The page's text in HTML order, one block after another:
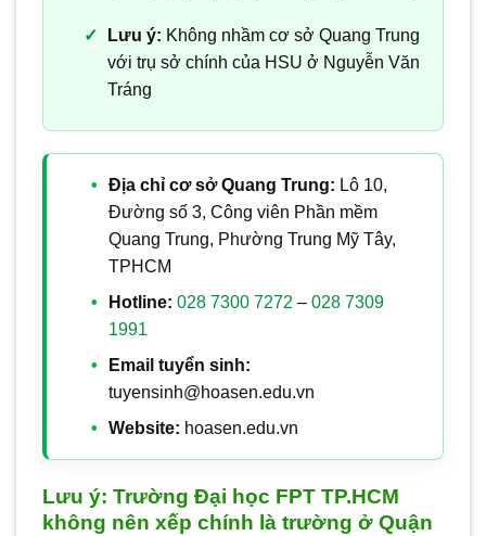
Lưu ý: Không nhầm cơ sở Quang Trung
với trụ sở chính của HSU ở Nguyễn Văn
Tráng
Địa chỉ cơ sở Quang Trung: Lô 10,
Đường số 3, Công viên Phần mềm
Quang Trung, Phường Trung Mỹ Tây,
TPHCM
Hotline: 028 7300 7272 – 028 7309
1991
Email tuyển sinh:
tuyensinh@hoasen.edu.vn
Website: hoasen.edu.vn
Lưu ý: Trường Đại học FPT TP.HCM
không nên xếp chính là trường ở Quận